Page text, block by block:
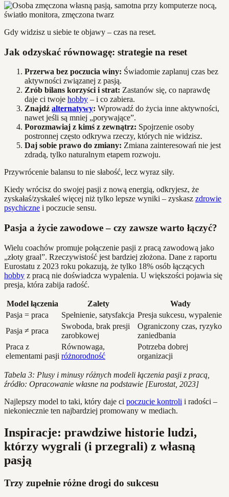
Gdy widzisz u siebie te objawy – czas na reset.
Jak odzyskać równowagę: strategie na reset
Przerwa bez poczucia winy: Świadomie zaplanuj czas bez
aktywności związanej z pasją.
Zrób bilans korzyści i strat: Zastanów się, co naprawdę
daje ci twoje hobby – i co zabiera.
Znajdź alternatywy: Wprowadź do życia inne aktywności,
nawet jeśli są mniej „porywające”.
Porozmawiaj z kimś z zewnątrz: Spojrzenie osoby
postronnej często odkrywa rzeczy, których nie widzisz.
Daj sobie prawo do zmiany: Zmiana zainteresowań nie jest
zdradą, tylko naturalnym etapem rozwoju.
Przywrócenie balansu to nie słabość, lecz wyraz siły.
Kiedy wrócisz do swojej pasji z nową energią, odkryjesz, że
zyskałaś/zyskałeś więcej niż tylko lepsze wyniki – zyskasz zdrowie
psychiczne i poczucie sensu.
Pasja a życie zawodowe – czy zawsze warto łączyć?
Wielu coachów promuje połączenie pasji z pracą zawodową jako
„złoty graal”. Rzeczywistość jest bardziej złożona. Dane z raportu
Eurostatu z 2023 roku pokazują, że tylko 18% osób łączących
hobby z pracą nie doświadcza wypalenia. U większości pojawia się
presja, która zabija radość.
Model łączenia Zalety
Wady
Pasja = praca
Spełnienie, satysfakcja Presja sukcesu, wypalenie
Pasja ≠ praca
Swoboda, brak presji
zarobkowej
Ograniczony czas, ryzyko
zaniedbania
Praca z
elementami pasji
Równowaga,
różnorodność
Potrzeba dobrej
organizacji
Tabela 3: Plusy i minusy różnych modeli łączenia pasji z pracą,
źródło: Opracowanie własne na podstawie [Eurostat, 2023]
Najlepszy model to taki, który daje ci poczucie kontroli i radości –
niekoniecznie ten najbardziej promowany w mediach.
Inspiracje: prawdziwe historie ludzi,
którzy wygrali (i przegrali) z własną
pasją
Trzy zupełnie różne drogi do sukcesu